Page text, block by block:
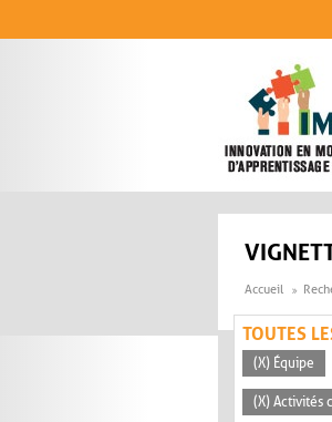
Accueil
TOUTES
(X) Équipe
(X) Activités